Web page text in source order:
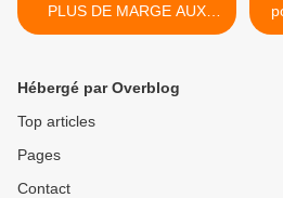
PLUS DE MARGE AUX
ENTREPRISES
Hébergé par Overblog
Top articles
Pages
Contact